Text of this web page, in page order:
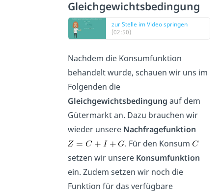
Gleichgewichtsbedingung
zur Stelle im Video springen
(02:50)
Nachdem die Konsumfunktion
behandelt wurde, schauen wir uns im
Folgenden die
Gleichgewichtsbedingung auf dem
Gütermarkt an. Dazu brauchen wir
wieder unsere Nachfragefunktion
. Für den Konsum
setzen wir unsere Konsumfunktion
ein. Zudem setzen wir noch die
Funktion für das verfügbare